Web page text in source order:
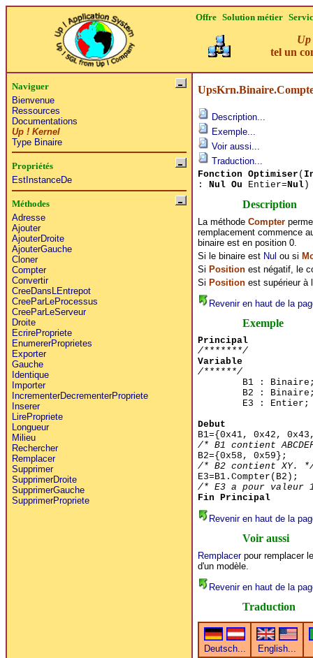
Offre Solution métier
Up
tel un
Naviguer
Bienvenue
Ressources
Documentations
Up ! Kernel
Type Binaire
Propriétés
EstInstanceDe
Méthodes
Adresse
Ajouter
AjouterDroite
AjouterGauche
Cloner
Compter
Convertir
CreeDansLEntrepot
CreeParLeProcessus
CreeParLeServeur
Droite
EcrirePropriete
EnumererProprietes
Exporter
Gauche
Identique
Importer
IncrementerDecrementerPropriete
Inserer
LirePropriete
Longueur
Milieu
Rechercher
Remplacer
Supprimer
SupprimerDroite
SupprimerGauche
SupprimerPropriete
Description...
Exemple...
Voir aussi...
Traduction...
Fonction Optimiser (
: Nul Ou Entier=Nul
Description
La méthode Compter
remplacement commence
binaire est en position 0.
Si le binaire est Nul ou si
Si Positionest négatif, le
Si Positionest supérieur à
Revenir en haut de la
Exemple
Principal
/*******/
Variable
/******/
B1 :
B2 :
E3 : Entier;
Debut
B1={0x41, 0x42,
/* B1 contient
B2={0x58, 0x59};
/* B2 contient XY.
E3=B1.Compter(B2);
/* E3 a pour valeur
Fin Principal
Revenir en haut de la
Voir aussi
Remplacerpour remplacer
d'un modèle.
Revenir en haut de la
Traduction